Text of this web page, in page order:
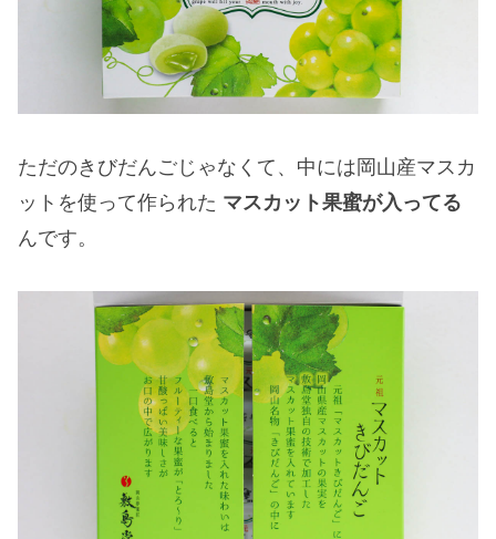
ただのきびだんごじゃなくて、中には岡山産マスカ
ットを使って作られた マスカット果蜜が入ってる
んです。